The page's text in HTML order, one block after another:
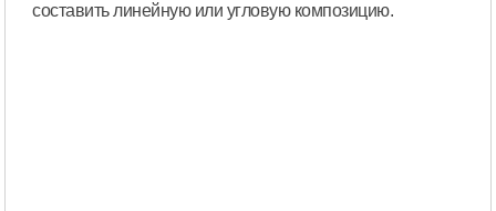
составить линейную или угловую композицию.